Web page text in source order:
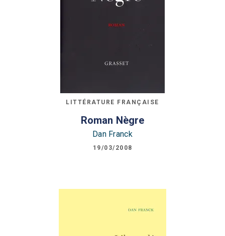
LITTÉRATURE FRANÇAISE
Roman Nègre
Dan Franck
19/03/2008